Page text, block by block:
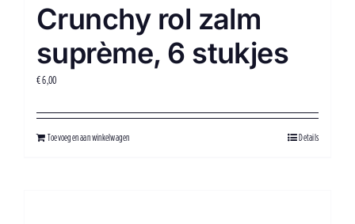
Crunchy rol zalm
suprème, 6 stukjes
€6,00
Toevoegen aan winkelwagen Details